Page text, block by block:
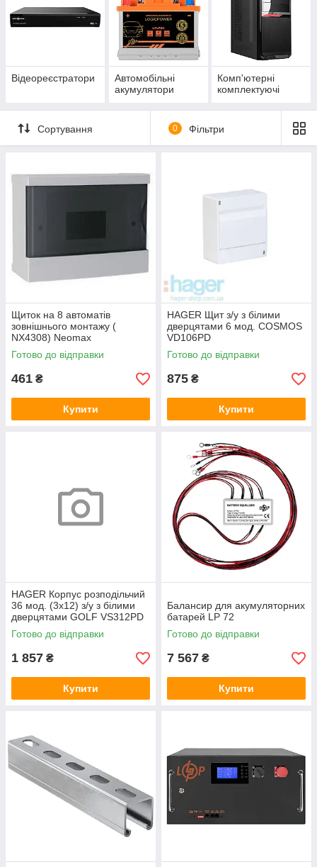
Відеореєстратори
Автомобільні
акумулятори
Комп'ютерні
комплектуючі
Сортування 0 Фільтри
Щиток на 8 автоматів
зовнішнього монтажу (
NX4308) Neomax
Готово до відправки
461 ₴
Купити
HAGER Щит з/у з білими
дверцятами 6 мод. COSMOS
VD106PD
Готово до відправки
875 ₴
Купити
HAGER Корпус розподільчий
36 мод. (3х12) з/у з білими
дверцятами GOLF VS312PD
Готово до відправки
1 857 ₴
Купити
Балансир для акумуляторних
батарей LP 72
Готово до відправки
7 567 ₴
Купити